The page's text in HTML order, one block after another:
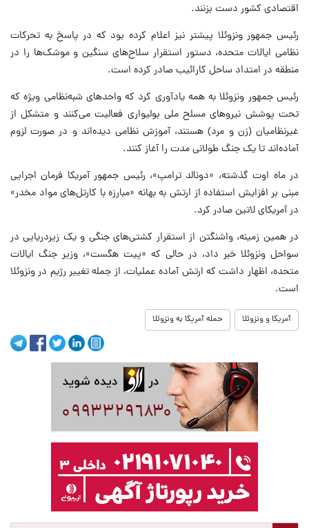
اقتصادی کشور دست بزنند.
رئیس جمهور ونزوئلا پیشتر نیز اعلام کرده بود که در پاسخ به تحرکات
نظامی ایالات متحده، دستور استقرار سلاح‌های سنگین و موشک‌ها را در
منطقه در امتداد ساحل کارائیب صادر کرده است.
رئیس جمهور ونزوئلا به همه یادآوری کرد که واحدهای شبه‌نظامی ویژه که
تحت پوشش نیروهای مسلح ملی بولیواری فعالیت می‌کنند و متشکل از
غیرنظامیان (زن و مرد) هستند، آموزش نظامی دیده‌اند و در صورت لزوم
آماده‌اند تا یک جنگ طولانی مدت را آغاز کنند.
در ماه اوت گذشته، «دونالد ترامپ»، رئیس جمهور آمریکا فرمان اجرایی
مبنی بر افزایش استفاده از ارتش به بهانه «مبارزه با کارتل‌های مواد مخدر»
در آمریکای لاتین صادر کرد.
در همین زمینه، واشنگتن از استقرار کشتی‌های جنگی و یک زیردریایی در
سواحل ونزوئلا خبر داد، در حالی که «پیت هگست»، وزیر جنگ ایالات
متحده، اظهار داشت که ارتش آماده عملیات، از جمله تغییر رژیم در ونزوئلا
است.
آمریکا و ونزوئلا حمله آمریکا به ونزوئلا